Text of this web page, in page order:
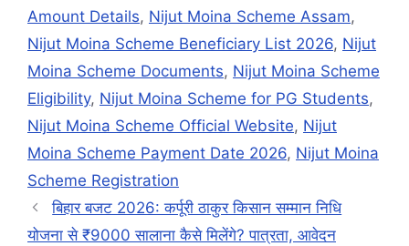
Amount Details, Nijut Moina Scheme Assam,
Nijut Moina Scheme Beneficiary List 2026, Nijut
Moina Scheme Documents, Nijut Moina Scheme
Eligibility, Nijut Moina Scheme for PG Students,
Nijut Moina Scheme Official Website, Nijut
Moina Scheme Payment Date 2026, Nijut Moina
Scheme Registration
बिहार बजट 2026: कर्पूरी ठाकुर किसान सम्मान निधि
योजना से ₹9000 सालाना कैसे मिलेंगे? पात्रता, आवेदन